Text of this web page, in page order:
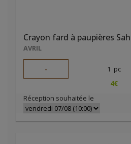
Crayon fard à paupières
AVRIL
- 1 pc
4€
Réception souhaitée le